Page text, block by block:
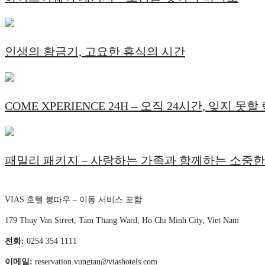
인생의 황금기, 고요한 휴식의 시간
COME XPERIENCE 24H – 오직 24시간, 잊지 못할
패밀리 패키지 – 사랑하는 가족과 함께하는 소중
VIAS 호텔 붕따우 – 이동 서비스 포함
179 Thuy Van Street, Tam Thang Ward, Ho Chi Minh City, Viet Nam
전화: 0254 354 1111
이메일: reservation.vungtau@viashotels.com